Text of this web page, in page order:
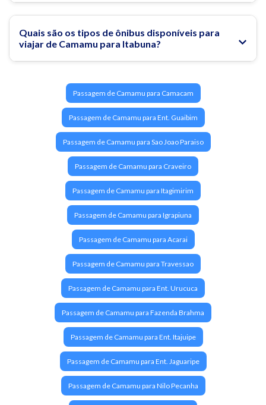
Quais são os tipos de ônibus disponíveis para
viajar de Camamu para Itabuna?
Passagem de Camamu para Camacam
Passagem de Camamu para Ent. Guaibim
Passagem de Camamu para Sao Joao Paraiso
Passagem de Camamu para Craveiro
Passagem de Camamu para Itagimirim
Passagem de Camamu para Igrapiuna
Passagem de Camamu para Acarai
Passagem de Camamu para Travessao
Passagem de Camamu para Ent. Urucuca
Passagem de Camamu para Fazenda Brahma
Passagem de Camamu para Ent. Itajuipe
Passagem de Camamu para Ent. Jaguaripe
Passagem de Camamu para Nilo Pecanha